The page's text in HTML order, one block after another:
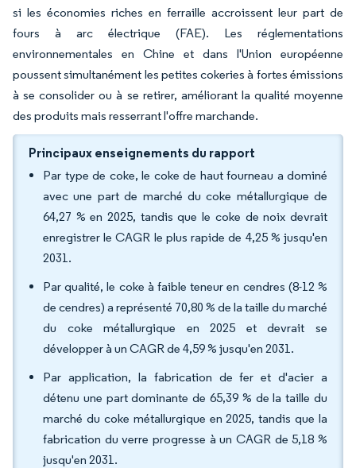
si les économies riches en ferraille accroissent leur part de
fours à arc électrique (FAE). Les réglementations
environnementales en Chine et dans l'Union européenne
poussent simultanément les petites cokeries à fortes émissions
à se consolider ou à se retirer, améliorant la qualité moyenne
des produits mais resserrant l'offre marchande.
Principaux enseignements du rapport
Par type de coke, le coke de haut fourneau a dominé
avec une part de marché du coke métallurgique de
64,27 % en 2025, tandis que le coke de noix devrait
enregistrer le CAGR le plus rapide de 4,25 % jusqu'en
2031.
Par qualité, le coke à faible teneur en cendres (8-12 %
de cendres) a représenté 70,80 % de la taille du marché
du coke métallurgique en 2025 et devrait se
développer à un CAGR de 4,59 % jusqu'en 2031.
Par application, la fabrication de fer et d'acier a
détenu une part dominante de 65,39 % de la taille du
marché du coke métallurgique en 2025, tandis que la
fabrication du verre progresse à un CAGR de 5,18 %
jusqu'en 2031.